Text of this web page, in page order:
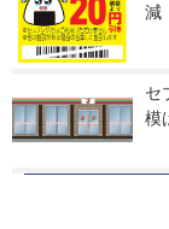
減
セ
模